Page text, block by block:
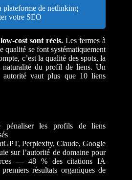
de netlinking
votre SEO
cost sont réels.Les fermes à
qualité se font systématiquement
c’est la qualité des spots, la
naturalité du profil de liens. Un
vaut plus que 10 liens
pénaliser les profils de liens
Perplexity, Claude, Google
sur l’autorité de domaine pour
— 48 % des citations IA
résultats organiques de